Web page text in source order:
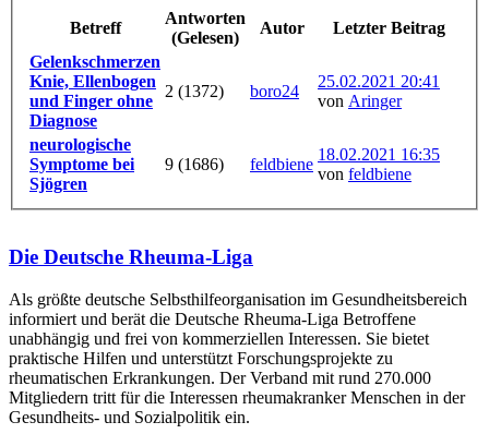
Betreff
Antworten
(Gelesen)
Autor
Letzter Beitrag
Gelenkschmerzen
Knie, Ellenbogen
und Finger ohne
Diagnose
2 (1372) boro24
25.02.2021 20:41
von Aringer
neurologische
Symptome bei
Sjögren
9 (1686) feldbiene
18.02.2021 16:35
von feldbiene
Die Deutsche Rheuma-Liga
Als größte deutsche Selbsthilfe­organisation im Gesundheitsbereich
informiert und berät die Deutsche Rheuma-Liga Betroffene
unabhängig und frei von kommerziellen Interessen. Sie bietet
praktische Hilfen und unterstützt Forschungsprojekte zu
rheumatischen Erkrankungen. Der Verband mit rund 270.000
Mitgliedern tritt für die Interessen rheumakranker Menschen in der
Gesundheits- und Sozialpolitik ein.